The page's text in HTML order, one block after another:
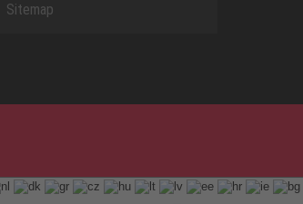
Sitemap